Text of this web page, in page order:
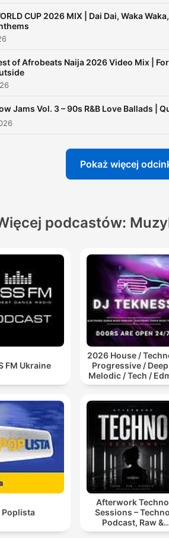
CUP 2026 MIX | Dai Dai, Waka
of Afrobeats Naija 2026 Video Mix |
Jams Vol. 3 – 90s R&B Love Ballads |
Pokaż więcej
podcastów:
FM Ukraine
2026 House /
Progressive /
Melodic / Tech /
Afro / ibiza DJ Mix
Electronic Dance
Poplista
Afterwork Techno
Sessions – Techno
Podcast, Raw &
Hypnotic Techno